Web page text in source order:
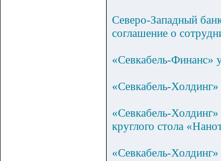
Северо-Западный
соглашение о
«Севкабель-Финанс»
«Севкабель-
«Севкабель-
круглого стола
«Севкабель-